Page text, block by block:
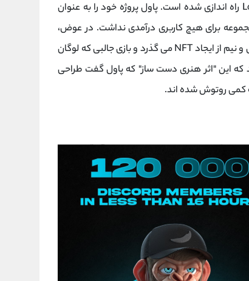
NFT است که توسط Logan Paul راه اندازی شده است. پاول پروژه خود را به عنوان
برای هیچ کاربری درآمدی نداشت. در عوض،
بسیاری از کاربران پول خود را از دست دادند. بیش از یک سال و نیم از ایجاد NFT می گذرد و بازی جالبی که لوگان
این "اثر هنری دست ساز" که پاول گفت طراحی